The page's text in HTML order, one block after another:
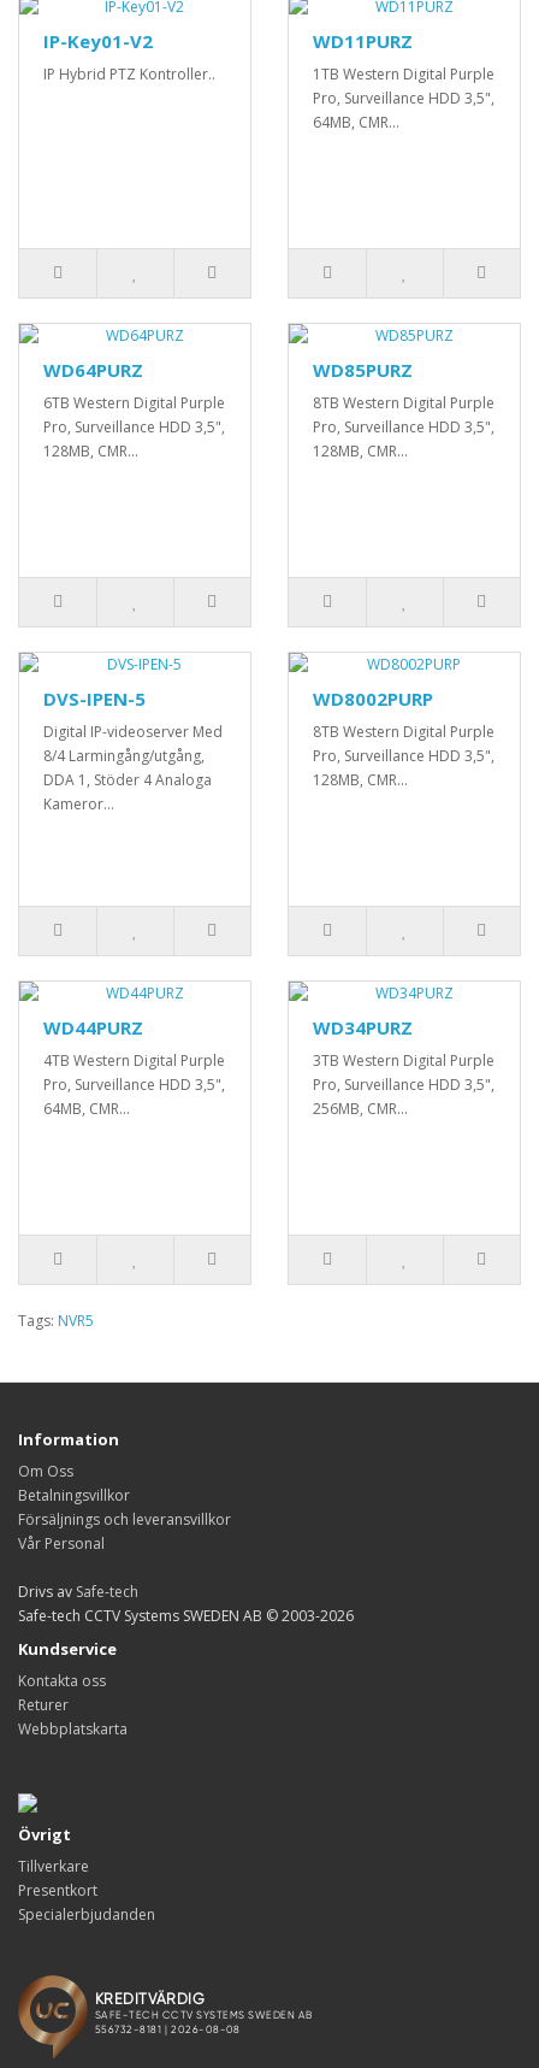
IP-Key01-V2
IP Hybrid PTZ Kontroller..
WD11PURZ
1TB Western Digital Purple
Pro, Surveillance HDD 3,5",
64MB, CMR...
WD64PURZ
6TB Western Digital Purple
Pro, Surveillance HDD 3,5",
128MB, CMR...
WD85PURZ
8TB Western Digital Purple
Pro, Surveillance HDD 3,5",
128MB, CMR...
DVS-IPEN-5
Digital IP-videoserver Med
8/4 Larmingång/utgång,
DDA 1, Stöder 4 Analoga
Kameror...
WD8002PURP
8TB Western Digital Purple
Pro, Surveillance HDD 3,5",
128MB, CMR...
WD44PURZ
4TB Western Digital Purple
Pro, Surveillance HDD 3,5",
64MB, CMR...
WD34PURZ
3TB Western Digital Purple
Pro, Surveillance HDD 3,5",
256MB, CMR...
Tags: NVR5
Information
Om Oss
Betalningsvillkor
Försäljnings och leveransvillkor
Vår Personal
Drivs av Safe-tech
Safe-tech CCTV Systems SWEDEN AB © 2003-2026
Kundservice
Kontakta oss
Returer
Webbplatskarta
Övrigt
Tillverkare
Presentkort
Specialerbjudanden